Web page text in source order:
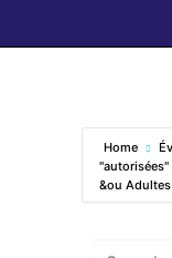
Home
&ou Adultes